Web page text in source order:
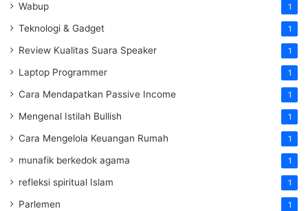
Wabup 1
Teknologi & Gadget 1
Review Kualitas Suara Speaker 1
Laptop Programmer 1
Cara Mendapatkan Passive Income 1
Mengenal Istilah Bullish 1
Cara Mengelola Keuangan Rumah 1
munafik berkedok agama 1
refleksi spiritual Islam 1
Parlemen 1